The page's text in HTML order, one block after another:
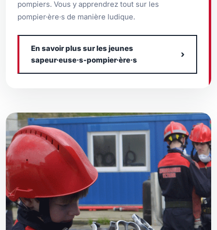
pompiers. Vous y apprendrez tout sur les
pompier·ère·s de manière ludique.
En savoir plus sur les jeunes
sapeur·euse·s-pompier·ère·s
›